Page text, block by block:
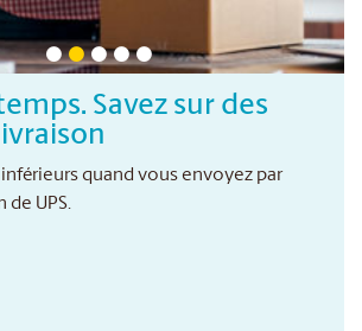
Savez sur des
quand vous envoyez par
de UPS.